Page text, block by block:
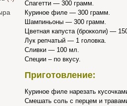
Спагетти — 300 грамм.
Куриное филе — 300 грамм.
Шампиньоны — 300 грамм.
Цветная капуста (брокколи) —
Лук репчатый — 1 головка.
Сливки — 100 мл.
Специи – по вкусу.
Приготовление:
Куриное филе нарезать
Смешать соль с перцем и